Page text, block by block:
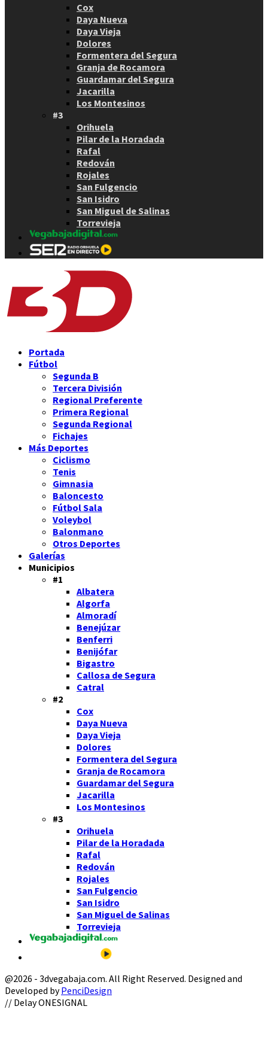
Cox
Daya Nueva
Daya Vieja
Dolores
Formentera del Segura
Granja de Rocamora
Guardamar del Segura
Jacarilla
Los Montesinos
#3
Orihuela
Pilar de la Horadada
Rafal
Redován
Rojales
San Fulgencio
San Isidro
San Miguel de Salinas
Torrevieja
Portada
Fútbol
Segunda B
Tercera División
Regional Preferente
Primera Regional
Segunda Regional
Fichajes
Más Deportes
Ciclismo
Tenis
Gimnasia
Baloncesto
Fútbol Sala
Voleybol
Balonmano
Otros Deportes
Galerías
Municipios
#1
Albatera
Algorfa
Almoradí
Benejúzar
Benferri
Benijófar
Bigastro
Callosa de Segura
Catral
#2
Cox
Daya Nueva
Daya Vieja
Dolores
Formentera del Segura
Granja de Rocamora
Guardamar del Segura
Jacarilla
Los Montesinos
#3
Orihuela
Pilar de la Horadada
Rafal
Redován
Rojales
San Fulgencio
San Isidro
San Miguel de Salinas
Torrevieja
@2026 - 3dvegabaja.com. All Right Reserved. Designed and
Developed byPenciDesign
Facebook
Twitter
Instagram
Youtube
Email
// Delay ONESIGNAL